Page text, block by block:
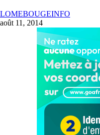
LOMEBOUGEINFO
août 11, 2014